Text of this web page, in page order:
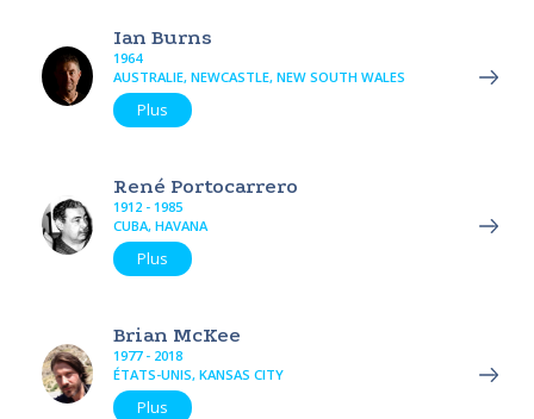
Ian Burns
1964
AUSTRALIE, NEWCASTLE, NEW SOUTH WALES
Plus
René Portocarrero
1912 - 1985
CUBA, HAVANA
Plus
Brian McKee
1977 - 2018
ÉTATS-UNIS, KANSAS CITY
Plus